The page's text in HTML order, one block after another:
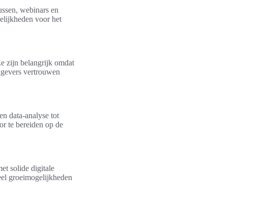
webinars en
voor het
zijn belangrijk omdat
vertrouwen
data-analyse tot
te bereiden op de
solide digitale
groeimogelijkheden